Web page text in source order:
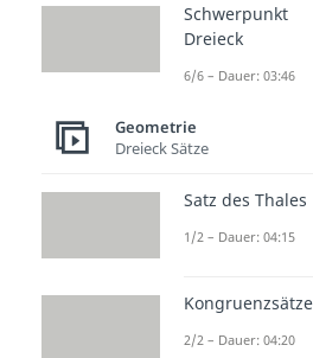
Nach
Studyflix zu
Schwerpunkt
Dreieck
6/6 – Dauer: 03:46
Geometrie
Dreieck Sätze
Satz des Thales
1/2 – Dauer: 04:15
Kongruenzsätze
2/2 – Dauer: 04:20